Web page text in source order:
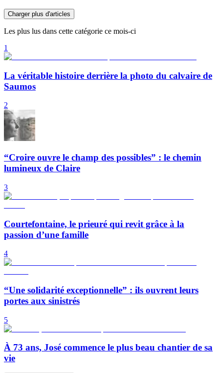
Charger plus d'articles
Les plus lus dans cette catégorie ce mois-ci
1
La véritable histoire derrière la photo du calvaire de
Saumos
2
“Croire ouvre le champ des possibles” : le chemin
lumineux de Claire
3
Courtefontaine, le prieuré qui revit grâce à la
passion d’une famille
4
“Une solidarité exceptionnelle” : ils ouvrent leurs
portes aux sinistrés
5
À 73 ans, José commence le plus beau chantier de sa
vie